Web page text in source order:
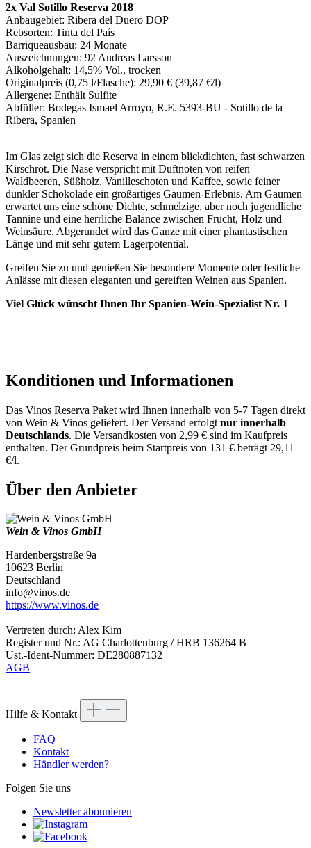
2x Val Sotillo Reserva 2018
Anbaugebiet: Ribera del Duero DOP
Rebsorten: Tinta del País
Barriqueausbau: 24 Monate
Auszeichnungen: 92 Andreas Larsson
Alkoholgehalt: 14,5% Vol., trocken
Originalpreis (0,75 l/Flasche): 29,90 € (39,87 €/l)
Allergene: Enthält Sulfite
Abfüller: Bodegas Ismael Arroyo, R.E. 5393-BU - Sotillo de la
Ribera, Spanien
Im Glas zeigt sich die Reserva in einem blickdichten, fast schwarzen
Kirschrot. Die Nase verspricht mit Duftnoten von reifen
Waldbeeren, Süßholz, Vanilleschoten und Kaffee, sowie feiner
dunkler Schokolade ein großartiges Gaumen-Erlebnis. Am Gaumen
erwartet uns eine schöne Dichte, schmelzige, aber noch jugendliche
Tannine und eine herrliche Balance zwischen Frucht, Holz und
Weinsäure. Abgerundet wird das Ganze mit einer phantastischen
Länge und mit sehr gutem Lagerpotential.
Greifen Sie zu und genießen Sie besondere Momente oder festliche
Anlässe mit diesen eleganten und gereiften Weinen aus Spanien.
Viel Glück wünscht Ihnen Ihr Spanien-Wein-Spezialist Nr. 1
Konditionen und Informationen
Das Vinos Reserva Paket wird Ihnen innerhalb von 5-7 Tagen direkt
von Wein & Vinos geliefert. Der Versand erfolgt nur innerhalb
Deutschlands. Die Versandkosten von 2,99 € sind im Kaufpreis
enthalten. Der Grundpreis beim Startpreis von 131 € beträgt 29,11
€/l.
Über den Anbieter
Wein & Vinos GmbH
Hardenbergstraße 9a
10623 Berlin
Deutschland
info@vinos.de
https://www.vinos.de
Vertreten durch: Alex Kim
Register und Nr.: AG Charlottenburg / HRB 136264 B
Ust.-Ident-Nummer: DE280887132
AGB
Hilfe & Kontakt
FAQ
Kontakt
Händler werden?
Folgen Sie uns
Newsletter abonnieren